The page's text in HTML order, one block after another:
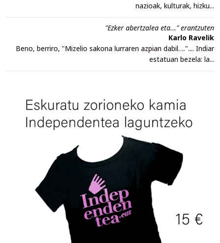
nazioak, kulturak, hizku...
"Ezker abertzalea eta..." erantzuten
Karlo Ravelik
Beno, berriro, "Mizelio sakona lurraren azpian dabil….".... Indiar
estatuan bezela: la...